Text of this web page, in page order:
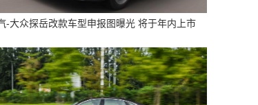
-大众探岳改款车型申报图曝光 将于年内上市